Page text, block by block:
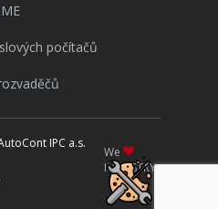
počítačů
IPC a.s.
We
INDUSTRY